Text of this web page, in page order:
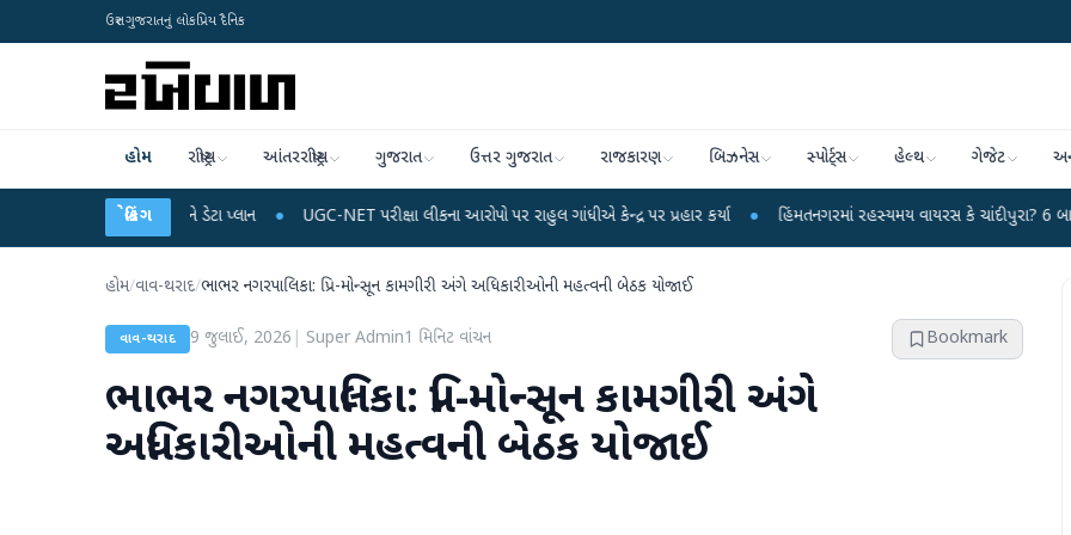
ઉત્તર ગુજરાતનું લોકપ્રિય દૈનિક
હોમ રાષ્ટ્રીય આંતરરાષ્ટ્રીય ગુજરાત ઉત્તર ગુજરાત રાજકારણ બિઝનેસ સ્પોર્ટ્સ હેલ્થ ગેજેટ
બ્રેકિંગ
રિચાર્જ અને ડેટા પ્લાન UGC-NET પરીક્ષા લીકના આરોપો પર રાહુલ ગાંધીએ કેન્દ્ર પર પ્રહાર કર્યા ● હિંમતનગરમાં રહસ્યમય વાયરસ કે ચાંદીપુરા? 6 બાળકોના મોતથી
હોમ/વાવ-થરાદ/ભાભર નગરપાલિકા: પ્રિ-મોન્સૂન કામગીરી અંગે અધિકારીઓની મહત્વની બેઠક યોજાઈ
વાવ-થરાદ 9 જુલાઈ, 2026 Super Admin1 મિનિટ વાંચન Bookmark
ભાભર નગરપાલિકા: પ્રિ-મોન્સૂન કામગીરી અંગે
અધિકારીઓની મહત્વની બેઠક યોજાઈ